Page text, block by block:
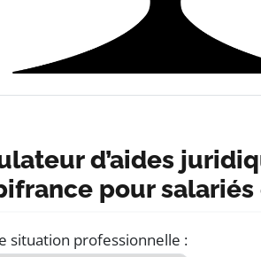
d’aides
pour salariés
situation professionnelle :